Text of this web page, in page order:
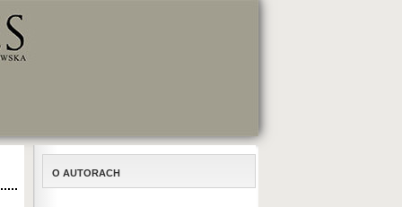
O AUTORACH